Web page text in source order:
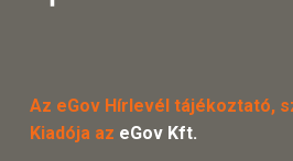
Az eGov Hírlevél tájékoztató,
Kiadója az eGov Kft.